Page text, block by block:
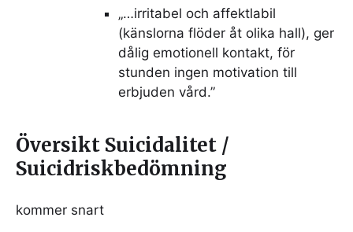
„…irritabel och affektlabil
(känslorna flöder åt olika hall), ger
dålig emotionell kontakt, för
stunden ingen motivation till
erbjuden vård.”
Översikt Suicidalitet /
Suicidriskbedömning
kommer snart